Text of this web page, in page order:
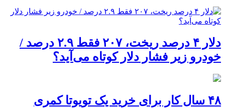
دلار ۴ درصد ریخت، ۲۰۷ فقط ۲.۹ درصد /
خودرو زیر فشار دلار کوتاه می‌آید؟
۴۸ سال کار برای خرید یک تویوتا کمری